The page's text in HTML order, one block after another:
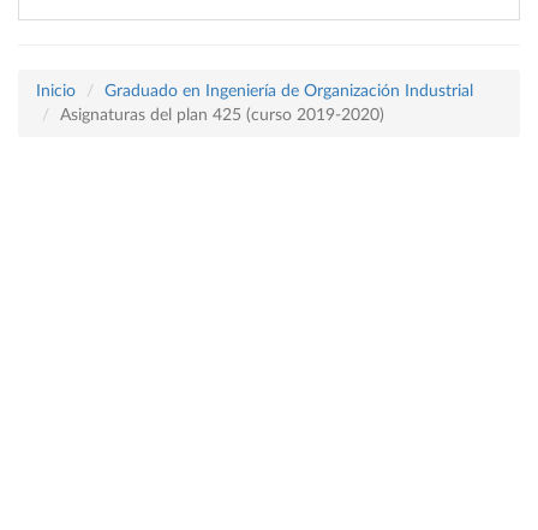
Inicio
Graduado en Ingeniería de Organización Industrial
Asignaturas del plan 425 (curso 2019-2020)